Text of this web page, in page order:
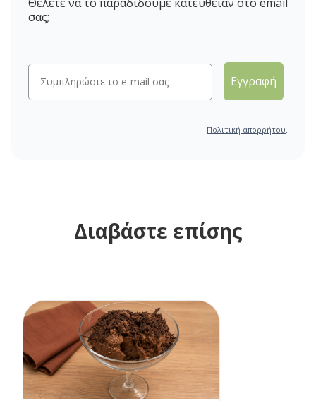
σας;
Εγγραφή
Πολιτική απορρήτου.
Διαβάστε επίσης